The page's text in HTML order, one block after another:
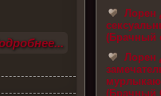
Лорен
(Брачный
Лорен
(Брачный